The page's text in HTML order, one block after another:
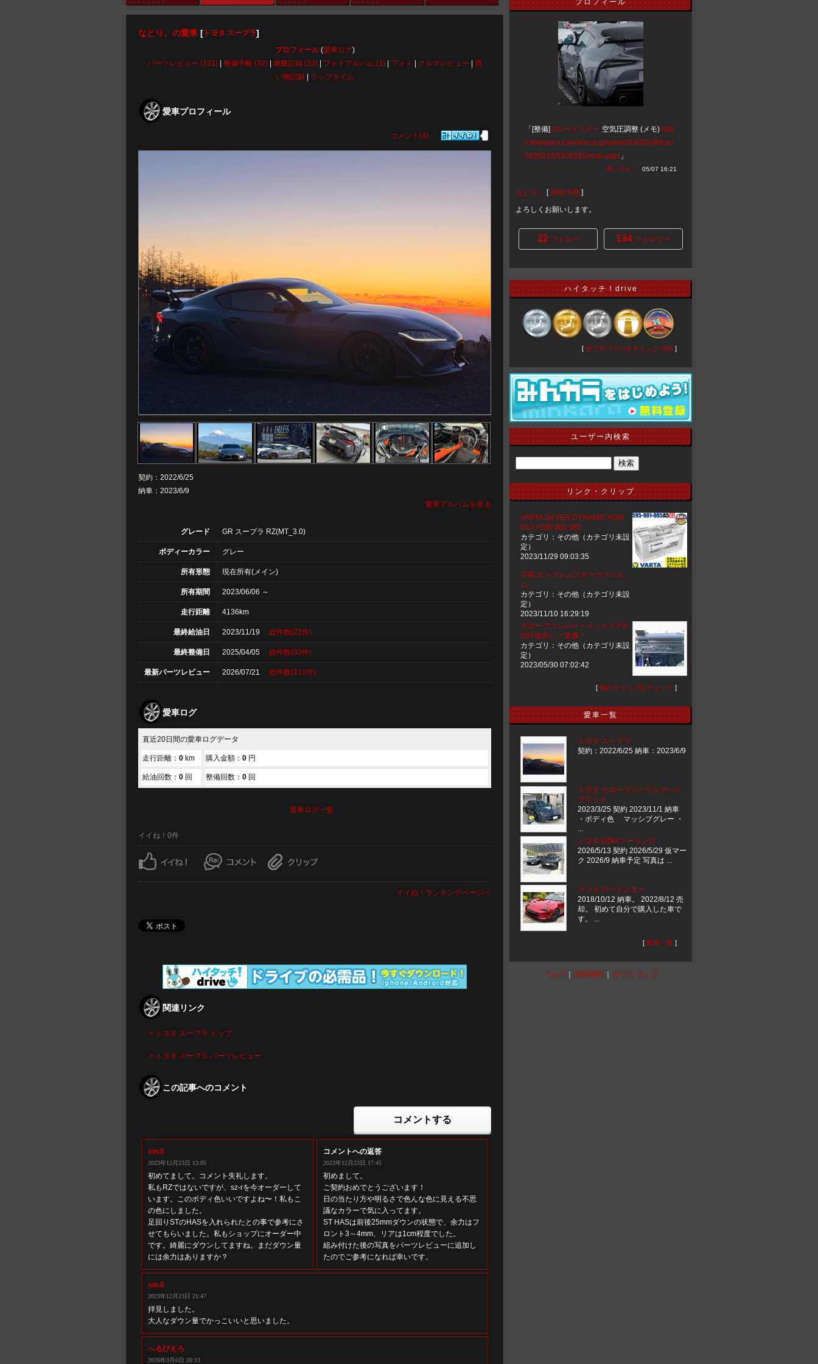
なとり。の愛車 [ トヨタ スープラ]
プロフィール(愛車ログ)
パーツレビュー (131)
整備手帳 (32) 燃費記録 (22) フォトアルバム (1) フォト クルマレビュー
買
い物記録| ラップタイム
愛車プロフィール
コメント(4)
契約：2022/6/25
納車：2023/6/9
愛車アルバムを見る
グレード GR スープラ RZ(MT_3.0)
ボディーカラー グレー
所有形態 現在所有(メイン)
所有期間 2023/06/06 ～
走行距離 4136km
最終給油日 2023/11/19 総件数(22件)
最終整備日 2025/04/05 総件数(32件)
最新パーツレビュー 2026/07/21 総件数(131件)
愛車ログ
直近20日間の愛車ログデータ
走行距離： 0 km 購入金額： 0 円
給油回数： 0 回 整備回数： 0 回
愛車ログ一覧
イイね！0件
イイね！ランキングページへ
関連リンク
> トヨタ スープラ トップ
> トヨタ スープラ パーツレビュー
この記事へのコメント
コメントする
sin.0
2023年12月23日 13:05
初めてまして。コメント失礼します。
私もRZではないですが、sz-rを今オーダーして
います。このボディ色いいですよね〜！私もこ
の色にしました。
足回りSTのHASを入れられたとの事で参考にさ
せてもらいました。私もショップにオーダー中
です。綺麗にダウンしてますね。まだダウン量
には余力はありますか？
コメントへの返答
2023年12月23日 17:45
初めまして。
ご契約おめでとうございます！
日の当たり方や明るさで色んな色に見える不思
議なカラーで気に入ってます。
ST HASは前後25mmダウンの状態で、余力はフ
ロント3～4mm、リアは1cm程度でした。
組み付けた後の写真をパーツレビューに追加し
たのでご参考になれば幸いです。
sin.0
2023年12月23日 21:47
拝見しました。
大人なダウン量でかっこいいと思いました。
へるぴえろ
2026年3月6日 20:13
プロフィール
「[整備] #ロードスター 空気圧調整 (メモ) http
s://minkara.carview.co.jp/userid/2402536/car/
2629233/5305281/note.aspx 」
何シテル？ 05/07 16:21
なとり。 [神奈川県 ]
よろしくお願いします。
22フォロー 134 フォロワー
ハイタッチ！drive
[ 全てのバッジをチェック (69) ]
ユーザー内検索
リンク・クリップ
VARTA SILVER DYNAMIC AGM
G14 / 595 901 085
カテゴリ：その他（カテゴリ未設
定）
2023/11/29 09:03:35
不明 エンブレムスモークフィル
ム
カテゴリ：その他（カテゴリ未設
定）
2023/11/10 16:29:19
グローブコンパートメントドアA
SSY取外し＊覚書＊
カテゴリ：その他（カテゴリ未設
定）
2023/05/30 07:02:42
[ 他のクリップをチェック ]
愛車一覧
トヨタ スープラ
契約：2022/6/25 納車：2023/6/9
トヨタ カローラツーリングハイ
ブリッド
2023/3/25 契約 2023/11/1 納車
・ボディ色 マッシブグレー ・
...
トヨタ bZ4Xツーリング
2026/5/13 契約 2026/5/29 仮マー
ク 2026/9 納車予定 写真は ...
マツダ ロードスター
2018/10/12 納車。 2022/8/12 売
却。 初めて自分で購入した車で
す。 ...
[ 愛車一覧 ]
ヘルプ｜ 利用規約 サイトマップ